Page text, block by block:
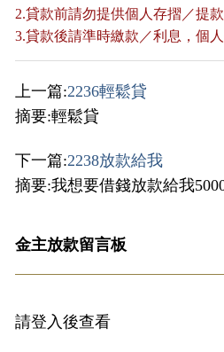
2.貸款前請勿提供個人存摺／提
3.貸款後請準時繳款／利息，個
上一篇:2236輕鬆貸
摘要:輕鬆貸
下一篇:2238放款給我
摘要:我想要借錢放款給我
金主放款留言板
請登入後查看